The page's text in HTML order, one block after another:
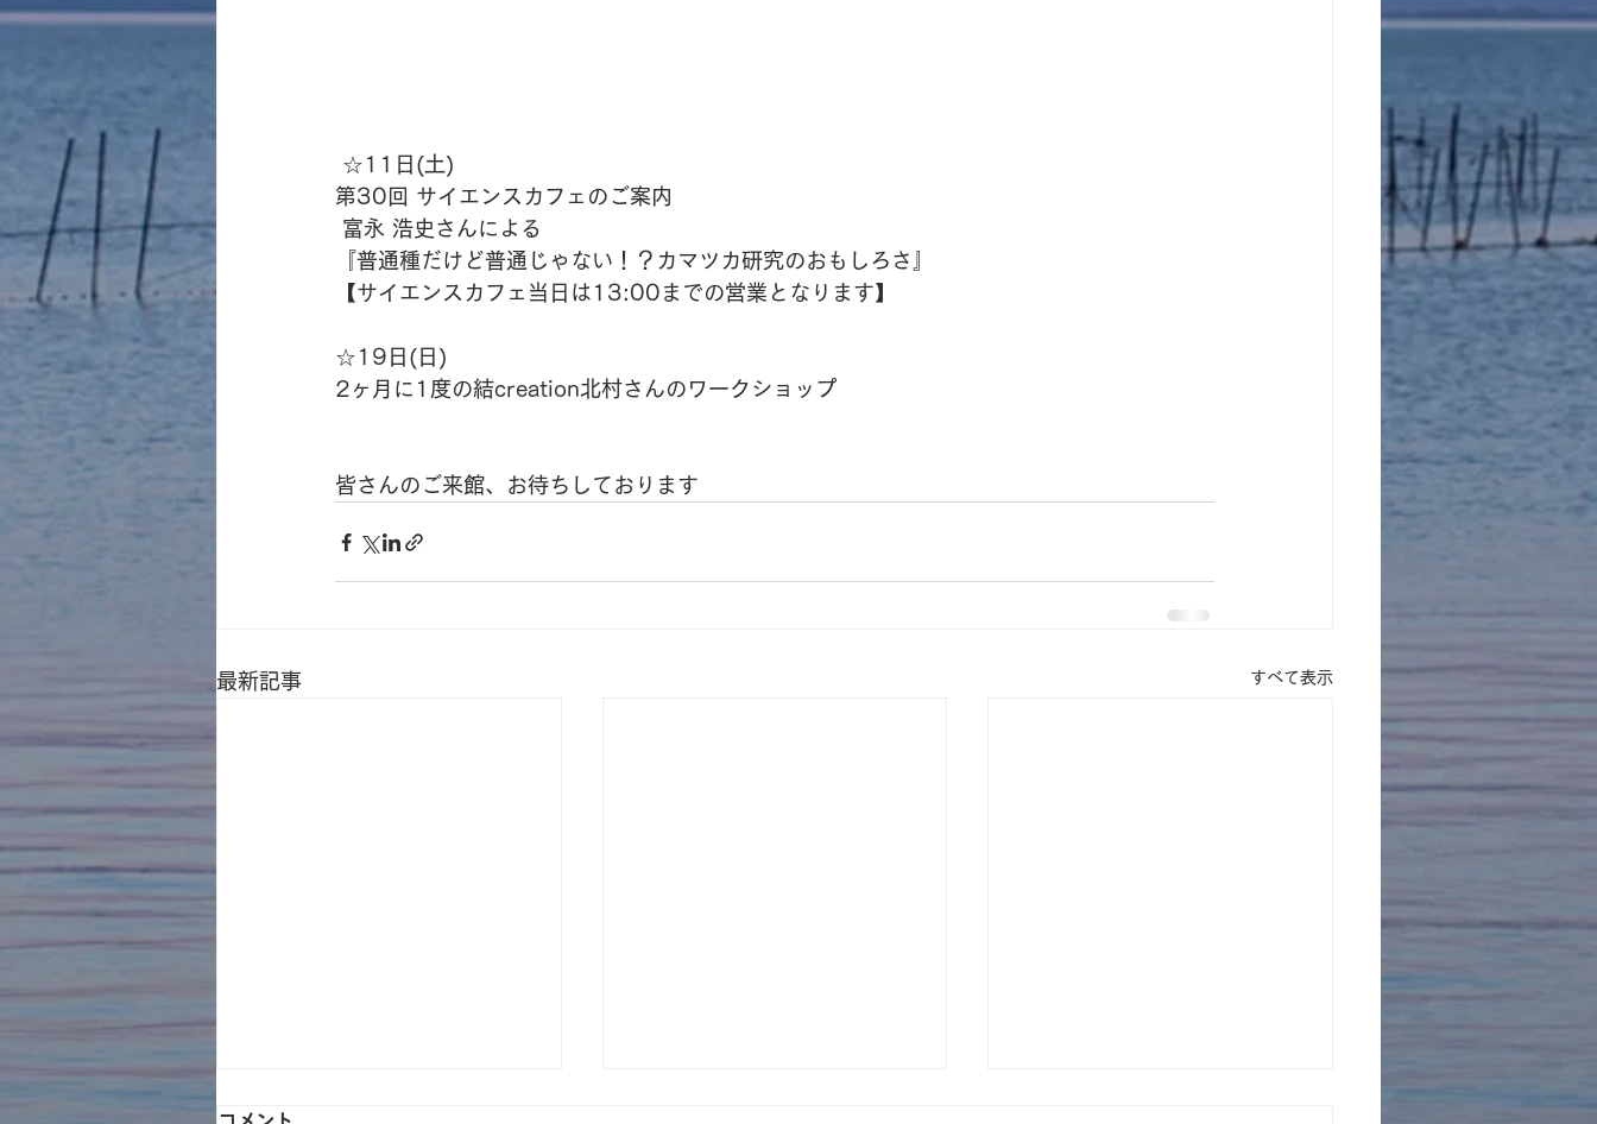
☆11日(土)
第30回 サイエンスカフェのご案内
富永 浩史さんによる
『普通種だけど普通じゃない！？カマツカ研究のおもしろさ』
【サイエンスカフェ当日は13:00までの営業となります】
☆19日(日)
2ヶ月に1度の結creation北村さんのワークショップ
皆さんのご来館、お待ちしております
最新記事 すべて表示